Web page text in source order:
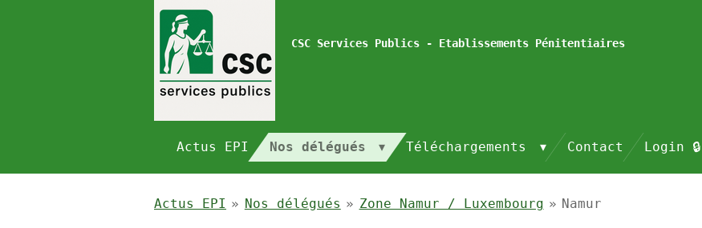
CSC Services Publics - Etablissements Pénitentiaires
Actus EPI Nos délégués Téléchargements Contact Login 🔒
Actus EPI » Nos délégués » Zone Namur / Luxembourg » Namur